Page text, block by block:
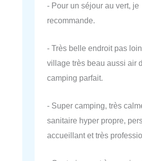
- Pour un séjour au vert, je
recommande.
- Très belle endroit pas
village très beau aussi air
camping parfait.
- Super camping, très
sanitaire hyper propre,
accueillant et très